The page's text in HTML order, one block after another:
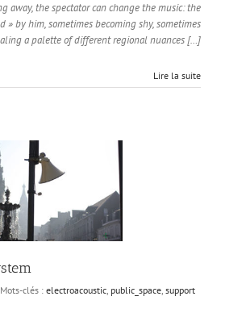
away, the spectator can change the music: the
» by him, sometimes becoming shy, sometimes
a palette of different regional nuances […]
Lire la suite
Mots-clés : electroacoustic public_space support